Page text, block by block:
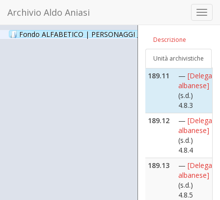
Archivio Aldo Aniasi
Fondo ALFABETICO | PERSONAGGI _ Archivio Fotografico
Descrizione
Unità archivistiche
(s.d.)
4.8.17
albanese]
(s.d.)
4.8.2
189.11
—
albanese]
(s.d.)
4.8.3
189.12
—
albanese]
(s.d.)
4.8.4
189.13
—
albanese]
(s.d.)
4.8.5